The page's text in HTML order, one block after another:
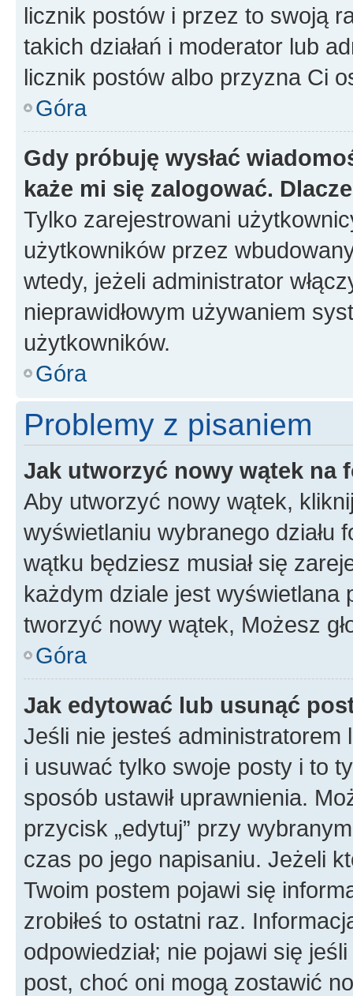
licznik postów i przez to swoją
takich działań i moderator lub
licznik postów albo przyzna Ci
Góra
Gdy próbuję wysłać
każe mi się zalogować.
Tylko zarejestrowani
użytkowników przez
wtedy, jeżeli administrator
nieprawidłowym używaniem
użytkowników.
Góra
Problemy z pisaniem
Jak utworzyć nowy wątek na
Aby utworzyć nowy wątek,
wyświetlaniu wybranego działu
wątku będziesz musiał się
każdym dziale jest wyświetlana
tworzyć nowy wątek, Możesz
Góra
Jak edytować lub usunąć
Jeśli nie jesteś
i usuwać tylko swoje posty i to
sposób ustawił uprawnienia.
przycisk „edytuj” przy
czas po jego napisaniu. Jeżeli
Twoim postem pojawi się
zrobiłeś to ostatni raz.
odpowiedział; nie pojawi się
post, choć oni mogą zostawić